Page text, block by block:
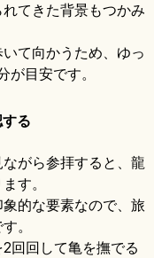
てきた背景もつかみ
て向かうため、ゆっ
目安です。
る
がら参拝すると、龍
す。
的な要素なので、旅
。
回回して亀を撫でる